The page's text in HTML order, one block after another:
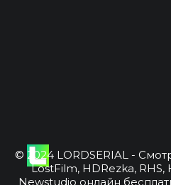
© 2024 LORDSERIAL -
LostFilm, HDRezka,
Newstudio онлайн